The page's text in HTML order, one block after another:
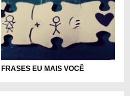
FRASES EU MAIS VOCÊ